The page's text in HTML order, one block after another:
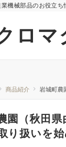
機械部品のお役立
ロマ
商品紹介 岩城町農
園（秋田
り扱いを始